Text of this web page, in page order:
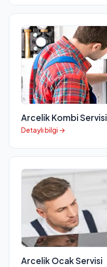
Arcelik Kombi Servisi
Detaylı bilgi →
Arcelik Ocak Servisi